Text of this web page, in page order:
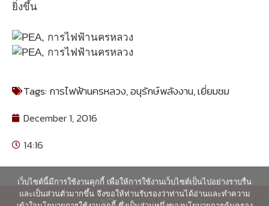
ยิ่งขึ้น
Tags:การไฟฟ้านครหลวง,อนุรักษ์พลังงาน,เยี่ยมชม
December 1, 2016
14:16
เว็บไซต์นี้มีการใช้งานคุกกี้ เพื่อให้การใช้งานเว็บไซต์เป็นไปอย่างราบรื่น
และเป็นส่วนตัวมากขึ้น จึงขอให้ท่านรับรองว่าท่านได้อ่านและทำความ